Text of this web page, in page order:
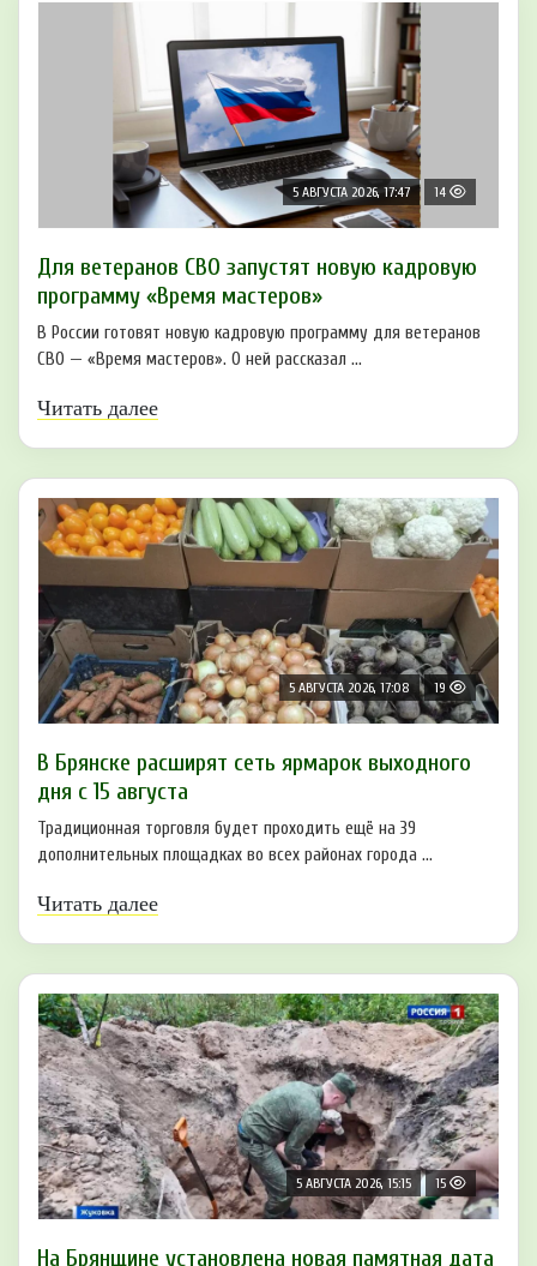
5 АВГУСТА 2026, 17:47 14
Для ветеранов СВО запустят новую кадровую
программу «Время мастеров»
В России готовят новую кадровую программу для ветеранов
СВО — «Время мастеров». О ней рассказал ...
Читать далее
5 АВГУСТА 2026, 17:08 19
В Брянске расширят сеть ярмарок выходного
дня с 15 августа
Традиционная торговля будет проходить ещё на 39
дополнительных площадках во всех районах города ...
Читать далее
5 АВГУСТА 2026, 15:15 15
На Брянщине установлена новая памятная дата